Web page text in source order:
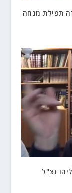
תפילת מנחה
זצ"ל